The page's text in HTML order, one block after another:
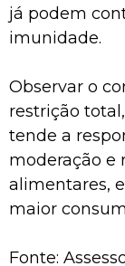
já podem
imunidade.
Observar o
restrição
tende a
moderação e
alimentares,
maior
Fonte: